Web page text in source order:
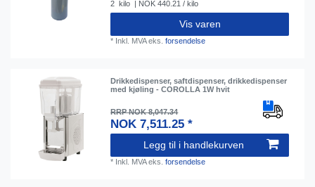
2 kilo | NOK 440.21 / kilo
Vis varen
* Inkl. MVAeks.forsendelse
Drikkedispenser, saftdispenser, drikkedispenser
med kjøling - COROLLA 1W hvit
RRP NOK 8,047.34
NOK 7,511.25 *
Legg til i handlekurven
* Inkl. MVAeks.forsendelse